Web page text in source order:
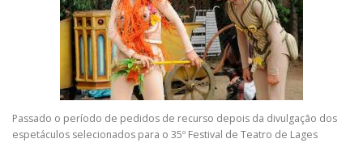
Passado o período de pedidos de recurso depois da divulgação dos
espetáculos selecionados para o 35º Festival de Teatro de Lages